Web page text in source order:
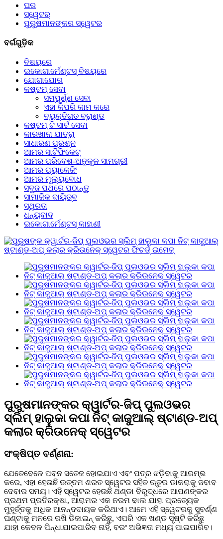
ଘର
ସ୍ୱେଟର୍
ପୁରୁଷମାନଙ୍କର ସ୍ୱେଟର
ବର୍ଗଗୁଡ଼ିକ
ବିଷୟରେ
ଇକୋଗାର୍ମେଣ୍ଟସ୍ ବିଷୟରେ
ଯୋଗାଯୋଗ
କଷ୍ଟମ୍ ସେବା
ସମ୍ପୂର୍ଣ୍ଣ ସେବା
ଏହା କିପରି କାମ କରେ
ବ୍ୟକ୍ତିଗତ ବ୍ରାଣ୍ଡ
କଷ୍ଟମ୍ ଟି ସାର୍ଟ ସେବା
କାରଖାନା ଯାତ୍ରା
ସାଧାରଣ ପ୍ରଶ୍ନ
ଆମର ସାର୍ଟିଫିକେଟ୍
ଆମର ପରିବେଶ-ଅନୁକୂଳ ସାମଗ୍ରୀ
ଆମର ପ୍ୟାକେଜିଂ
ଆମର ମୂଲ୍ୟବୋଧ
ସବୁଜ ପଥରେ ପଠାନ୍ତୁ
ସାମାଜିକ ଦାୟିତ୍ବ
ସ୍ଥିରତା
ଧନ୍ୟବାଦ
ଇକୋଗାର୍ମେଣ୍ଟସ୍ କାହାଣୀ
ପୁରୁଷମାନଙ୍କର କ୍ୱାର୍ଟର-ଜିପ୍ ପୁଲଓଭର
ସ୍ଲିମ୍ ହାଲୁକା କପା ନିଟ୍ କାଜୁଆଲ୍ ଷ୍ଟାଣ୍ଡ-ଅପ୍
କଲାର କ୍ରିଉନେକ୍ ସ୍ୱେଟର
ସଂକ୍ଷିପ୍ତ ବର୍ଣ୍ଣନା:
ଯେତେବେଳେ ପବନ ସତେଜ ହୋଇଯାଏ ଏବଂ ପତ୍ର ଝଡ଼ିବାକୁ ଆରମ୍ଭ
କରେ, ଏହା ହେଉଛି ଉତ୍ତମ ଶରତ ସ୍ୱେଟର ସହିତ ଋତୁର ଡାକରାକୁ ଜବାବ
ଦେବାର ସମୟ। ଏହି ସ୍ୱେଟର ହେଉଛି ଥଣ୍ଡା ବିରୁଦ୍ଧରେ ଆପଣଙ୍କର
ପ୍ରଥମ ପ୍ରତିରକ୍ଷା, ଆରାମର ଏକ ନରମ ଢାଲ ଯାହା ପ୍ରତ୍ୟେକ
ମୁହୂର୍ତ୍ତକୁ ଅଧିକ ଆନନ୍ଦଦାୟକ କରିଥାଏ। ଆମେ ଏହି ସ୍ୱେଟରକୁ ସୁବର୍ଣ୍ଣ
ଘଣ୍ଟାକୁ ମନରେ ରଖି ଡିଜାଇନ୍ କରିଛୁ, ଏପରି ଏକ ଖଣ୍ଡ ସୃଷ୍ଟି କରିଛୁ
ଯାହା କେବଳ ପିନ୍ଧାଯାଇପାରିବ ନାହିଁ, ବରଂ ଅଭିଜ୍ଞତା ମଧ୍ୟ ପାଇପାରିବ।